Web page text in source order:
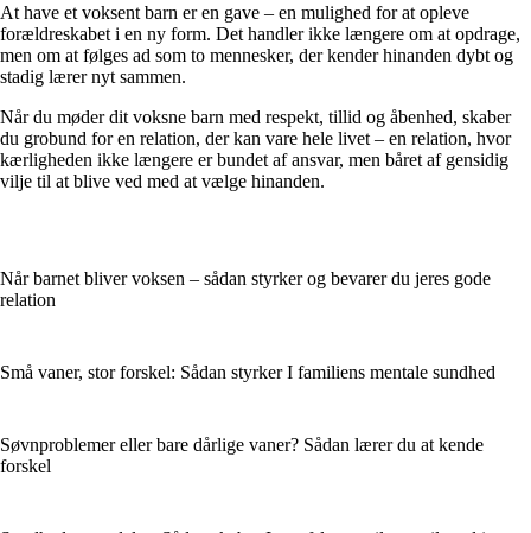
At have et voksent barn er en gave – en mulighed for at opleve
forældreskabet i en ny form. Det handler ikke længere om at opdrage,
men om at følges ad som to mennesker, der kender hinanden dybt og
stadig lærer nyt sammen.
Når du møder dit voksne barn med respekt, tillid og åbenhed, skaber
du grobund for en relation, der kan vare hele livet – en relation, hvor
kærligheden ikke længere er bundet af ansvar, men båret af gensidig
vilje til at blive ved med at vælge hinanden.
Når barnet bliver voksen – sådan styrker og bevarer du jeres gode
relation
Små vaner, stor forskel: Sådan styrker I familiens mentale sundhed
Søvnproblemer eller bare dårlige vaner? Sådan lærer du at kende
forskel